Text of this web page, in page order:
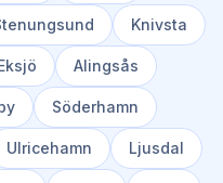
Knivsta
Alingsås
Söderhamn
Ulricehamn Ljusdal